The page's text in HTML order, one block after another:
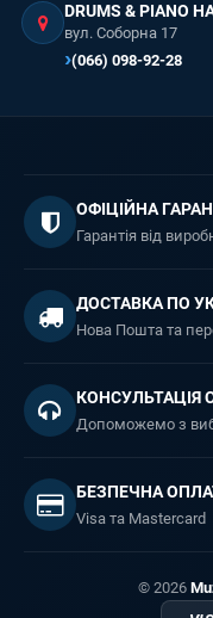
DRUMS & PIANO
вул. Соборна 17
(066) 098-92-28
ОФІЦІЙНА
Гарантія від
ДОСТАВКА ПО
Нова Пошта та
КОНСУЛЬТАЦІЯ
Допоможемо з
БЕЗПЕЧНА
Visa та Mastercard
© 2026